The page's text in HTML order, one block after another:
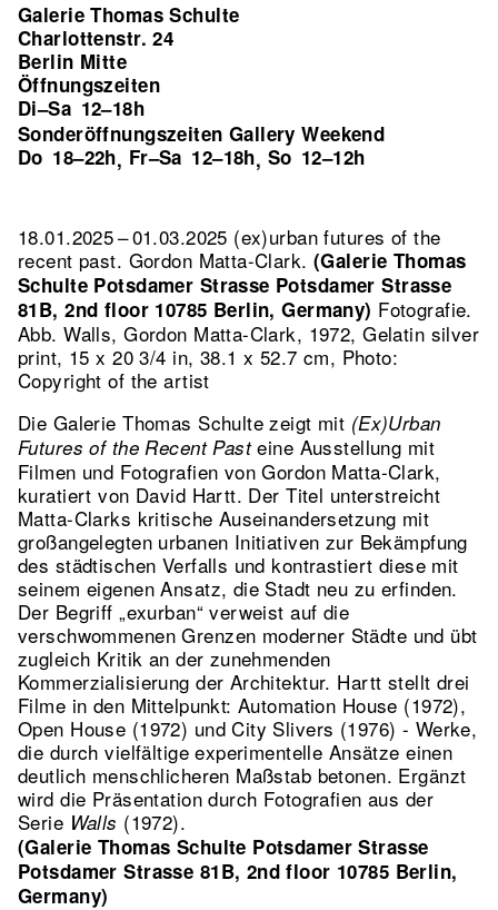
Galerie Thomas Schulte
Charlottenstr. 24
Berlin Mitte
Öffnungszeiten
Di–Sa 12–18h
Sonderöffnungszeiten Gallery Weekend
Do 18–22h, Fr–Sa 12–18h, So 12–12h
18.01.2025 – 01.03.2025 (ex)urban futures of the
recent past. Gordon Matta-Clark.(Galerie Thomas
Schulte Potsdamer Strasse Potsdamer Strasse
81B, 2nd floor 10785 Berlin, Germany) Fotografie.
Abb. Walls, Gordon Matta-Clark, 1972, Gelatin silver
print, 15 x 20 3/4 in, 38.1 x 52.7 cm, Photo:
Copyright of the artist
Die Galerie Thomas Schulte zeigt mit (Ex)Urban
Futures of the Recent Pasteine Ausstellung mit
Filmen und Fotografien von Gordon Matta-Clark,
kuratiert von David Hartt. Der Titel unterstreicht
Matta-Clarks kritische Auseinandersetzung mit
großangelegten urbanen Initiativen zur Bekämpfung
des städtischen Verfalls und kontrastiert diese mit
seinem eigenen Ansatz, die Stadt neu zu erfinden.
Der Begriff „exurban“ verweist auf die
verschwommenen Grenzen moderner Städte und übt
zugleich Kritik an der zunehmenden
Kommerzialisierung der Architektur. Hartt stellt drei
Filme in den Mittelpunkt: Automation House (1972),
Open House (1972) und City Slivers (1976) - Werke,
die durch vielfältige experimentelle Ansätze einen
deutlich menschlicheren Maßstab betonen. Ergänzt
wird die Präsentation durch Fotografien aus der
Serie Walls (1972).
(Galerie Thomas Schulte Potsdamer Strasse
Potsdamer Strasse 81B, 2nd floor 10785 Berlin,
Germany)